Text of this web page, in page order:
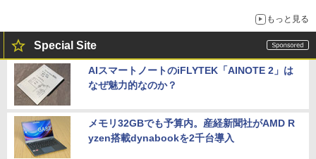
もっと見る
Special Site
AIスマートノートのiFLYTEK「AINOTE 2」は
なぜ魅力的なのか？
メモリ32GBでも予算内。産経新聞社がAMD R
yzen搭載dynabookを2千台導入